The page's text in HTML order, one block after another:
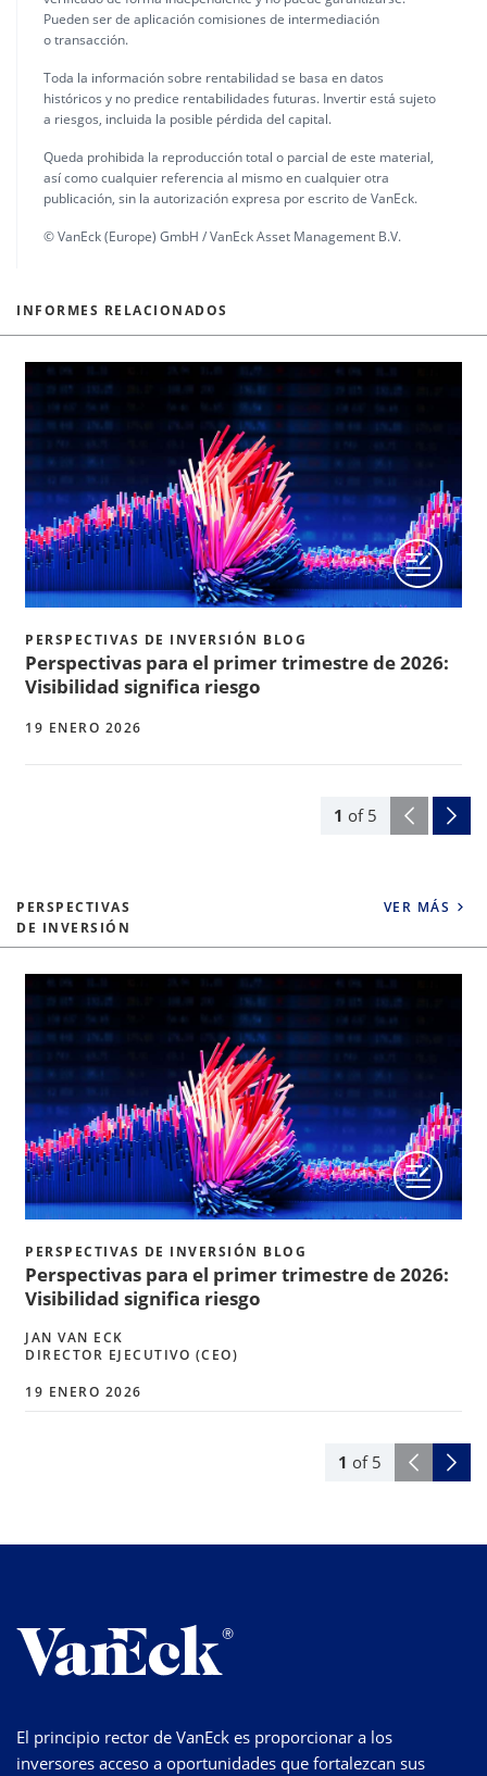
Pueden ser de aplicación comisiones de intermediación
o transacción.
Toda la información sobre rentabilidad se basa en datos
históricos y no predice rentabilidades futuras. Invertir está sujeto
a riesgos, incluida la posible pérdida del capital.
Queda prohibida la reproducción total o parcial de este material,
así como cualquier referencia al mismo en cualquier otra
publicación, sin la autorización expresa por escrito de VanEck.
© VanEck (Europe) GmbH / VanEck Asset Management B.V.
INFORMES RELACIONADOS
1 of 5
PERSPECTIVAS DE INVERSIÓN BLOG
Perspectivas para el primer trimestre de 2026:
Visibilidad significa riesgo
19 ENERO 2026
PERSPECTIVAS
DE INVERSIÓN
VER MÁS
1 of 5
PERSPECTIVAS DE INVERSIÓN BLOG
Perspectivas para el primer trimestre de 2026:
Visibilidad significa riesgo
JAN VAN ECK
DIRECTOR EJECUTIVO (CEO)
19 ENERO 2026
El principio rector de VanEck es proporcionar a los
inversores acceso a oportunidades que fortalezcan sus